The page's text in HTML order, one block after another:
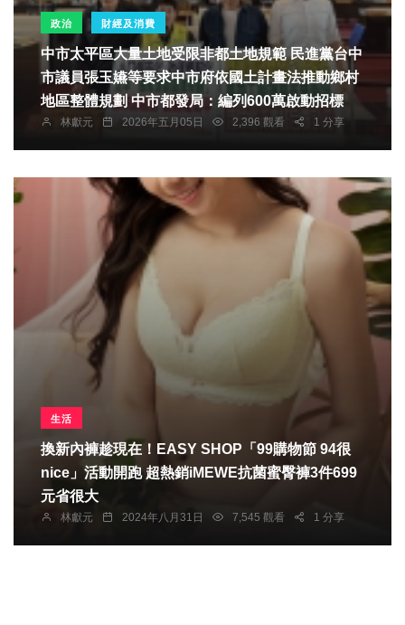
政治 財經及消費
中市太平區大量土地受限非都土地規範 民進黨台中
市議員張玉嬿等要求中市府依國土計畫法推動鄉村
地區整體規劃 中市都發局：編列600萬啟動招標
林獻元 2026年五月05日 2,396 觀看 1 分享
生活
換新內褲趁現在！EASY SHOP「99購物節 94很
nice」活動開跑 超熱銷iMEWE抗菌蜜臀褲3件699
元省很大
林獻元 2024年八月31日 7,545 觀看 1 分享